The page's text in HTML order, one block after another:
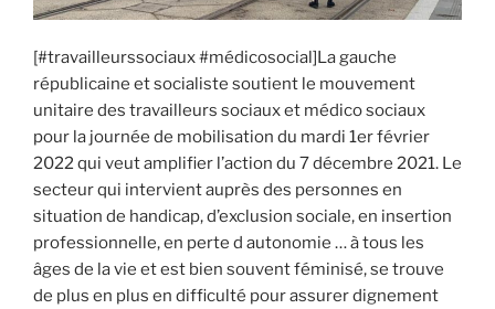
[#travailleurssociaux #médicosocial]La gauche
républicaine et socialiste soutient le mouvement
unitaire des travailleurs sociaux et médico sociaux
pour la journée de mobilisation du mardi 1er février
2022 qui veut amplifier l’action du 7 décembre 2021. Le
secteur qui intervient auprès des personnes en
situation de handicap, d’exclusion sociale, en insertion
professionnelle, en perte d autonomie … à tous les
âges de la vie et est bien souvent féminisé, se trouve
de plus en plus en difficulté pour assurer dignement